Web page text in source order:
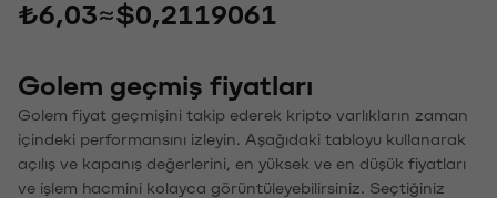
₺6,03≈$0,2119061
Golem geçmiş fiyatları
Golem fiyat geçmişini takip ederek kripto varlıkların zaman
içindeki performansını izleyin. Aşağıdaki tabloyu kullanarak
açılış ve kapanış değerlerini, en yüksek ve en düşük fiyatları
ve işlem hacmini kolayca görüntüleyebilirsiniz. Seçtiğiniz